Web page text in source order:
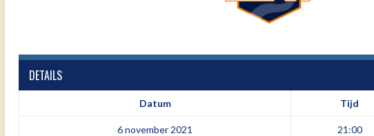
DETAILS
Datum Tijd
6 november 2021 21:00